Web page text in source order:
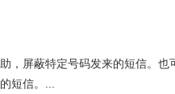
，屏蔽特定号码发来的短信。也
短信。...